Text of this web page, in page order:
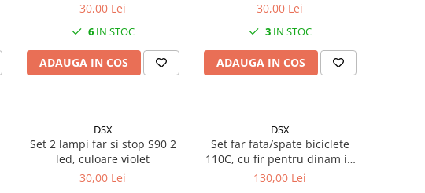
30,00 Lei
6IN STOC
ADAUGA IN COS
30,00 Lei
3IN STOC
ADAUGA IN COS
DSX
Set 2 lampi far si stop S90 2
led, culoare violet
30,00 Lei
DSX
Set far fata/spate biciclete
110C, cu fir pentru dinam in
butuc
130,00 Lei